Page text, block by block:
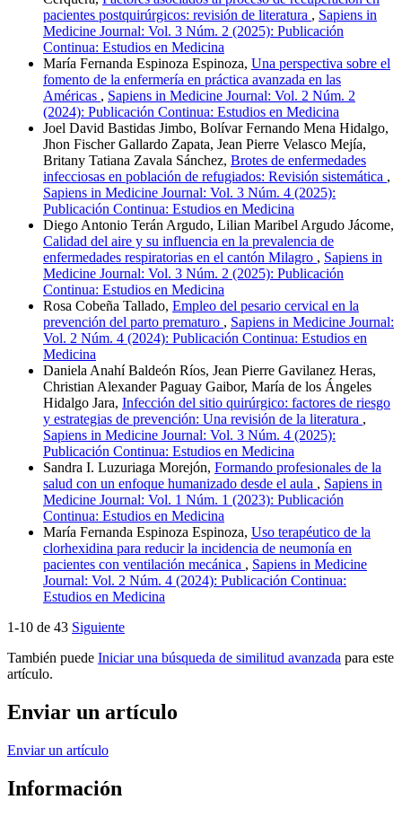
pacientes postquirúrgicos: revisión de literatura , Sapiens in
Medicine Journal: Vol. 3 Núm. 2 (2025): Publicación
Continua: Estudios en Medicina
María Fernanda Espinoza Espinoza, Una perspectiva sobre el
fomento de la enfermería en práctica avanzada en las
Américas , Sapiens in Medicine Journal: Vol. 2 Núm. 2
(2024): Publicación Continua: Estudios en Medicina
Joel David Bastidas Jimbo, Bolívar Fernando Mena Hidalgo,
Jhon Fischer Gallardo Zapata, Jean Pierre Velasco Mejía,
Britany Tatiana Zavala Sánchez, Brotes de enfermedades
infecciosas en población de refugiados: Revisión sistemática ,
Sapiens in Medicine Journal: Vol. 3 Núm. 4 (2025):
Publicación Continua: Estudios en Medicina
Diego Antonio Terán Argudo, Lilian Maribel Argudo Jácome,
Calidad del aire y su influencia en la prevalencia de
enfermedades respiratorias en el cantón Milagro , Sapiens in
Medicine Journal: Vol. 3 Núm. 2 (2025): Publicación
Continua: Estudios en Medicina
Rosa Cobeña Tallado, Empleo del pesario cervical en la
prevención del parto prematuro , Sapiens in Medicine Journal:
Vol. 2 Núm. 4 (2024): Publicación Continua: Estudios en
Medicina
Daniela Anahí Baldeón Ríos, Jean Pierre Gavilanez Heras,
Christian Alexander Paguay Gaibor, María de los Ángeles
Hidalgo Jara, Infección del sitio quirúrgico: factores de riesgo
y estrategias de prevención: Una revisión de la literatura ,
Sapiens in Medicine Journal: Vol. 3 Núm. 4 (2025):
Publicación Continua: Estudios en Medicina
Sandra I. Luzuriaga Morejón, Formando profesionales de la
salud con un enfoque humanizado desde el aula , Sapiens in
Medicine Journal: Vol. 1 Núm. 1 (2023): Publicación
Continua: Estudios en Medicina
María Fernanda Espinoza Espinoza, Uso terapéutico de la
clorhexidina para reducir la incidencia de neumonía en
pacientes con ventilación mecánica , Sapiens in Medicine
Journal: Vol. 2 Núm. 4 (2024): Publicación Continua:
Estudios en Medicina
1-10 de 43 Siguiente
También puede Iniciar una búsqueda de similitud avanzada para este
artículo.
Enviar un artículo
Enviar un artículo
Información